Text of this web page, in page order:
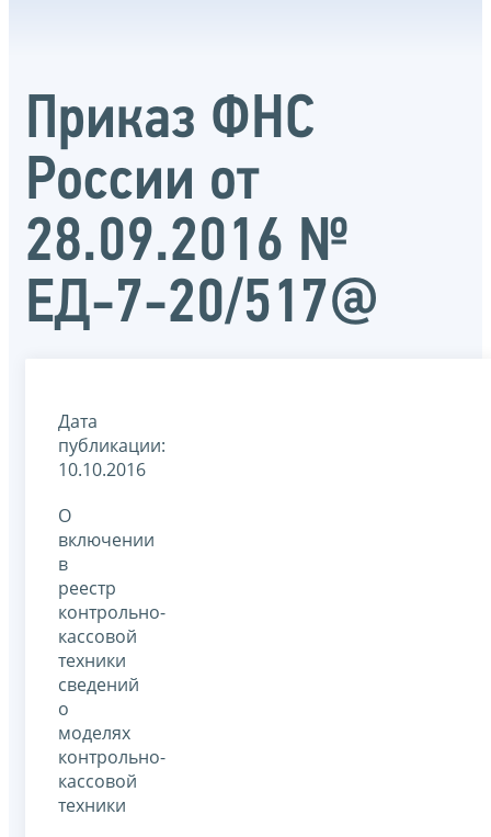
Приказ ФНС
России от
28.09.2016 №
ЕД-7-20/517@
Дата
публикации:
10.10.2016
О
включении
в
реестр
контрольно-
кассовой
техники
сведений
о
моделях
контрольно-
кассовой
техники